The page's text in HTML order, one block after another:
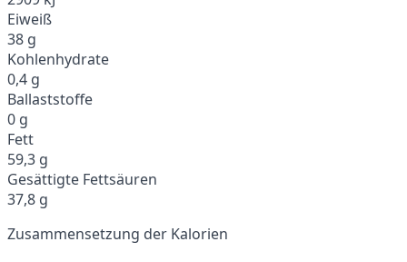
Eiweiß
38 g
Kohlenhydrate
0,4 g
Ballaststoffe
0 g
Fett
59,3 g
Gesättigte Fettsäuren
37,8 g
Zusammensetzung der Kalorien